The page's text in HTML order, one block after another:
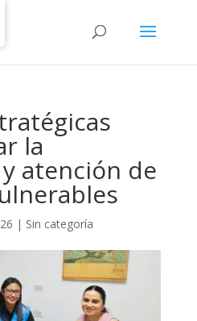
la
atención de
| Sin categoría